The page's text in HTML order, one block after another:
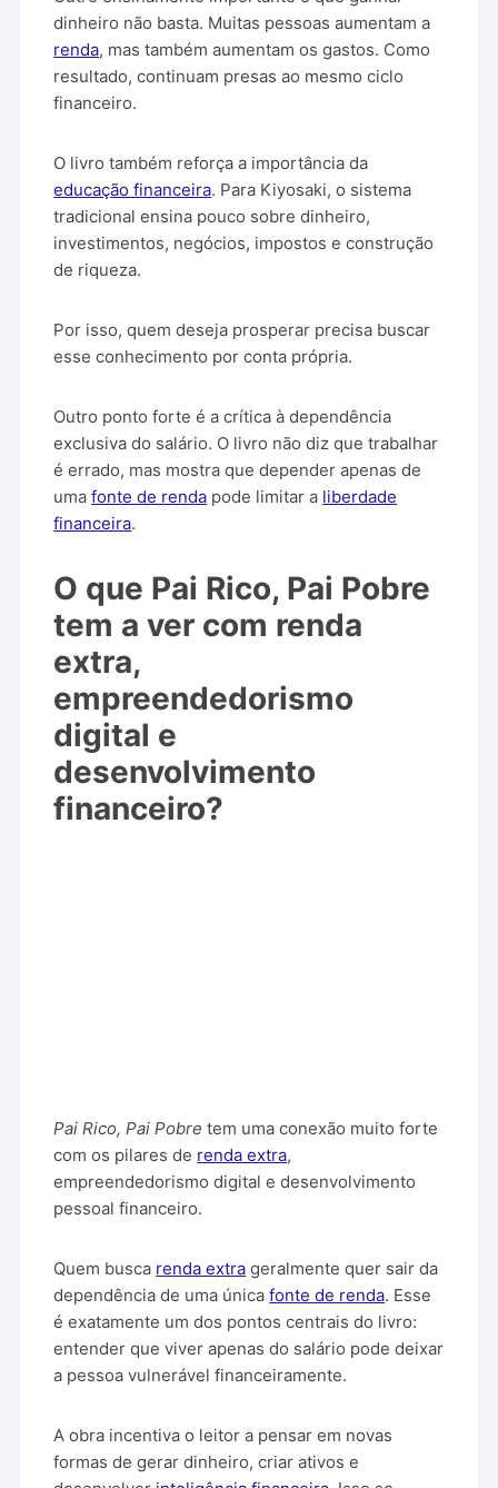
dinheiro não basta. Muitas pessoas aumentam a
renda, mas também aumentam os gastos. Como
resultado, continuam presas ao mesmo ciclo
financeiro.
O livro também reforça a importância da
educação financeira. Para Kiyosaki, o sistema
tradicional ensina pouco sobre dinheiro,
investimentos, negócios, impostos e construção
de riqueza.
Por isso, quem deseja prosperar precisa buscar
esse conhecimento por conta própria.
Outro ponto forte é a crítica à dependência
exclusiva do salário. O livro não diz que trabalhar
é errado, mas mostra que depender apenas de
umafonte de renda pode limitar a liberdade
financeira.
O que Pai Rico, Pai Pobre
tem a ver com renda
extra,
empreendedorismo
digital e
desenvolvimento
financeiro?
Pai Rico, Pai Pobre tem uma conexão muito forte
com os pilares de renda extra,
empreendedorismo digital e desenvolvimento
pessoal financeiro.
Quem busca renda extra geralmente quer sair da
dependência de uma únicafonte de renda. Esse
é exatamente um dos pontos centrais do livro:
entender que viver apenas do salário pode deixar
a pessoa vulnerável financeiramente.
A obra incentiva o leitor a pensar em novas
formas de gerar dinheiro, criar ativos e